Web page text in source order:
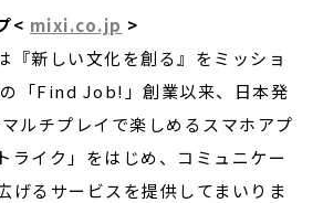
< mixi.co.jp >
『新しい文化を創る』をミッショ
「Find Job!」創業以来、日本発
ルチプレイで楽しめるスマホアプ
ライク」をはじめ、コミュニケー
げるサービスを提供してまいりま